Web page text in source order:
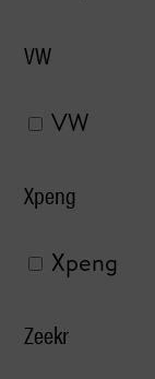
VW
VW
Xpeng
Xpeng
Zeekr